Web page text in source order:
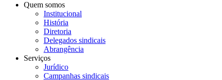
Quem somos
Institucional
História
Diretoria
Delegados sindicais
Abrangência
Serviços
Jurídico
Campanhas sindicais